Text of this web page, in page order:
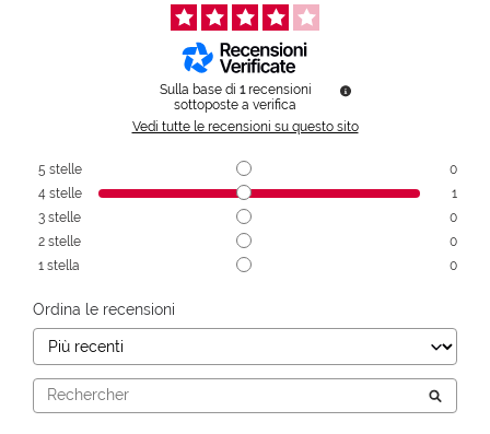
Sulla base di 1 recensioni
sottoposte a verifica
Vedi tutte le recensioni su questo sito
5 stelle
0
4 stelle
1
3 stelle
0
2 stelle
0
1 stella 0
Ordina le recensioni